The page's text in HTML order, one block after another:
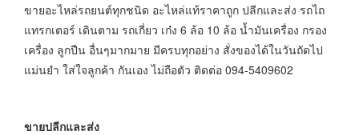
ขายอะไหล่รถยนต์ทุกชนิด อะไหล่แท้ราคาถูก ปลีกและส่ง รถไถ
แทรกเตอร์ เดินตาม รถเกี่ยว เก๋ง 6 ล้อ 10 ล้อ น้ำมันเครื่อง กรอง
เครื่อง ลูกปืน อื่นๆมากมาย มีครบทุกอย่าง สั่งของได้ในวันถัดไป
แม่นยำ ใส่ใจลูกค้า กันเอง ไม่ถือตัว ติดต่อ 094-5409602
ขายปลีกและส่ง